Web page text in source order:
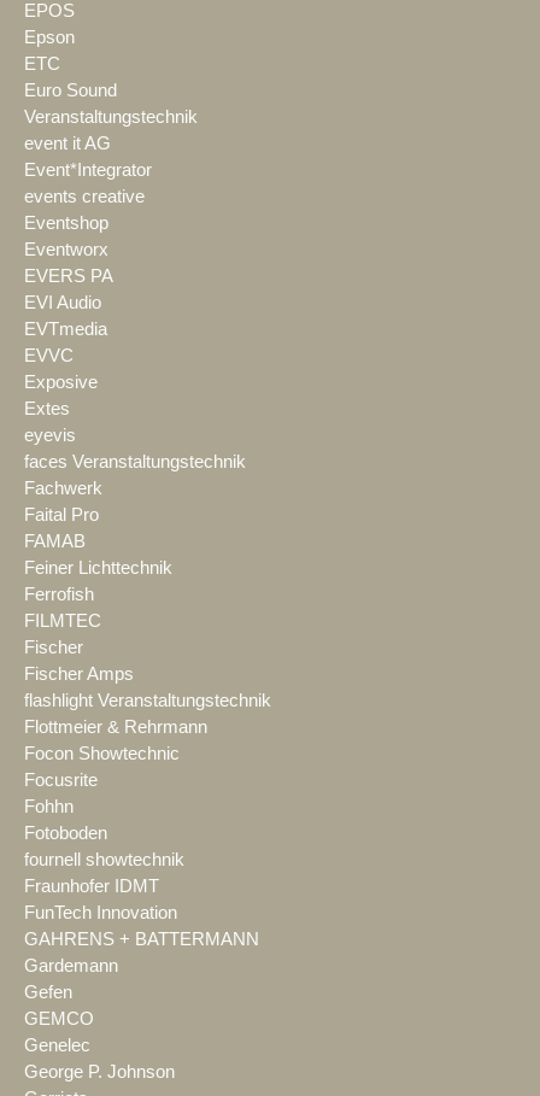
EPOS
Epson
ETC
Euro Sound
Veranstaltungstechnik
event it AG
Event*Integrator
events creative
Eventshop
Eventworx
EVERS PA
EVI Audio
EVTmedia
EVVC
Exposive
Extes
eyevis
faces Veranstaltungstechnik
Fachwerk
Faital Pro
FAMAB
Feiner Lichttechnik
Ferrofish
FILMTEC
Fischer
Fischer Amps
flashlight Veranstaltungstechnik
Flottmeier & Rehrmann
Focon Showtechnic
Focusrite
Fohhn
Fotoboden
fournell showtechnik
Fraunhofer IDMT
FunTech Innovation
GAHRENS + BATTERMANN
Gardemann
Gefen
GEMCO
Genelec
George P. Johnson